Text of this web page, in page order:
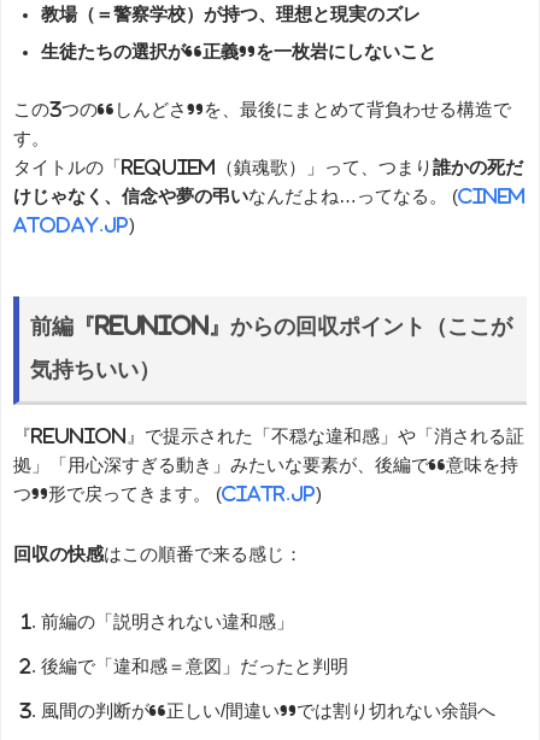
教場（＝警察学校）が持つ、理想と現実のズレ
生徒たちの選択が“正義”を一枚岩にしないこと
この3つの“しんどさ”を、最後にまとめて背負わせる構造で
す。
タイトルの「Requiem（鎮魂歌）」って、つまり 誰かの死だ
けじゃなく、信念や夢の弔いなんだよね…ってなる。 (cinem
atoday.jp)
前編『Reunion』からの回収ポイント（ここが
気持ちいい）
『Reunion』で提示された「不穏な違和感」や「消される証
拠」「用心深すぎる動き」みたいな要素が、後編で“意味を持
つ”形で戻ってきます。 (ciatr.jp)
回収の快感はこの順番で来る感じ：
前編の「説明されない違和感」
後編で「違和感＝意図」だったと判明
風間の判断が“正しい/間違い”では割り切れない余韻へ